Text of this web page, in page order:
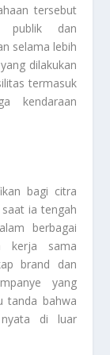
tersebut
publik dan
selama lebih
dilakukan
termasuk
kendaraan
bagi citra
ia tengah
berbagai
kerja sama
brand dan
yang
tanda bahwa
nyata di luar